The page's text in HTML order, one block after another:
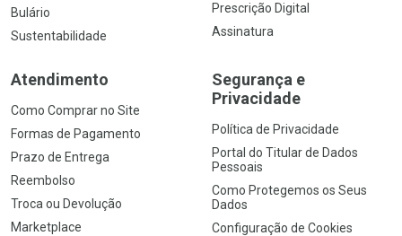
Bulário
Sustentabilidade
Prescrição Digital
Assinatura
Atendimento
Como Comprar no Site
Formas de Pagamento
Prazo de Entrega
Reembolso
Troca ou Devolução
Marketplace
Segurança e
Privacidade
Política de Privacidade
Portal do Titular de Dados
Pessoais
Como Protegemos os Seus
Dados
Configuração de Cookies